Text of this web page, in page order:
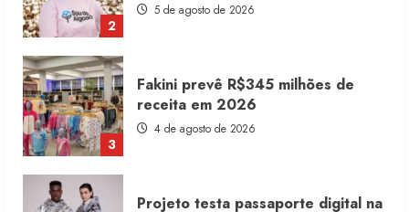
3
4 de agosto de 2026
4
Projeto testa passaporte digital na
moda nacional
4 de agosto de 2026
Morena Rosa lança franquia com